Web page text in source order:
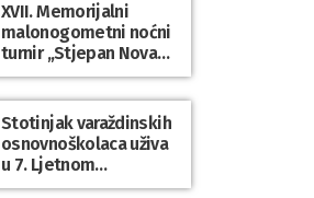
XVII. Memorijalni
malonogometni noćni
turnir „Stjepan Novak“
okupio brojne ekipe i
posjetitelje u Grani
Stotinjak varaždinskih
osnovnoškolaca uživa
u 7. Ljetnom
sportskom višeboju